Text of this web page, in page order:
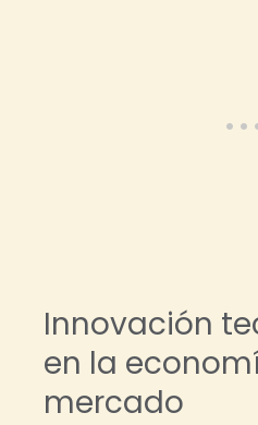
Innovación
en la
mercado